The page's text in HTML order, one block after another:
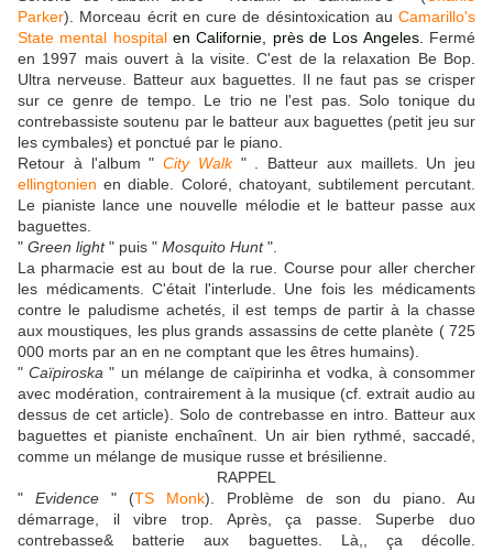
Parker). Morceau écrit en cure de désintoxication au Camarillo's
State mental hospitalen Californie, près de Los Angeles.
Fermé
en 1997 mais ouvert à la visite. C'est de la relaxation Be Bop.
Ultra nerveuse. Batteur aux baguettes. Il ne faut pas se crisper
sur ce genre de tempo. Le trio ne l'est pas. Solo tonique du
contrebassiste soutenu par le batteur aux baguettes (petit jeu sur
les cymbales) et ponctué par le piano.
Retour à l'album " City Walk" . Batteur aux maillets. Un jeu
ellingtonien en diable. Coloré, chatoyant, subtilement percutant.
Le pianiste lance une nouvelle mélodie et le batteur passe aux
baguettes.
" Green light" puis " Mosquito Hunt".
La pharmacie est au bout de la rue. Course pour aller chercher
les médicaments. C'était l'interlude. Une fois les médicaments
contre le paludisme achetés, il est temps de partir à la chasse
aux moustiques, les plus grands assassins de cette planète ( 725
000 morts par an en ne comptant que les êtres humains).
"Caïpiroska " un mélange de caïpirinha et vodka, à consommer
avec modération, contrairement à la musique (cf. extrait audio au
dessus de cet article). Solo de contrebasse en intro. Batteur aux
baguettes et pianiste enchaînent. Un air bien rythmé, saccadé,
comme un mélange de musique russe et brésilienne.
RAPPEL
" Evidence " (TS Monk). Problème de son du piano. Au
démarrage, il vibre trop. Après, ça passe. Superbe duo
contrebasse& batterie aux baguettes. Là,, ça décolle.